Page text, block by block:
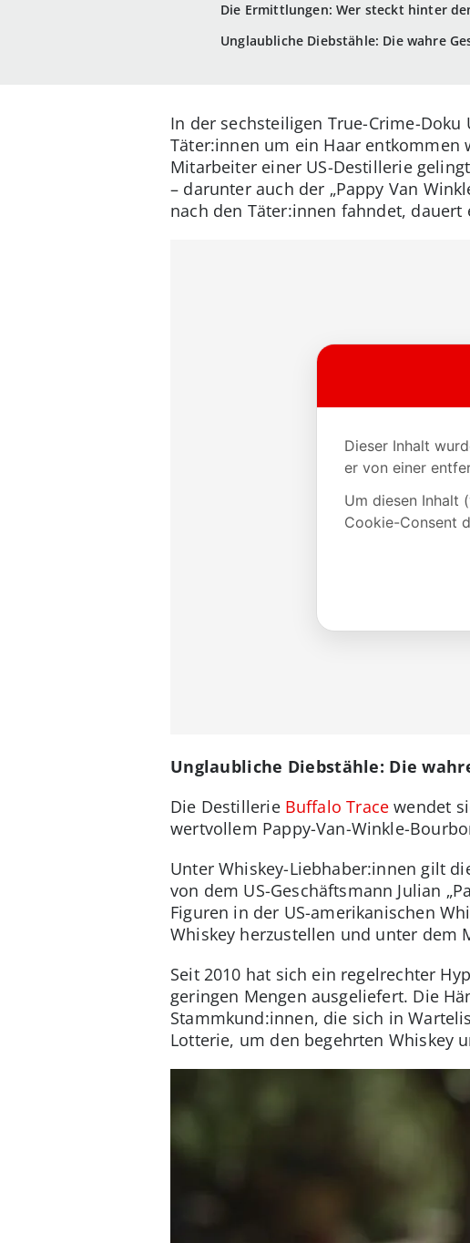
Die Ermittlungen: Wer steckt hinter
Unglaubliche Diebstähle: Die wahre
In der sechsteiligen True-Crime-
Täter:innen um ein Haar entkommen
Mitarbeiter einer US-Destillerie
– darunter auch der „Pappy Van
nach den Täter:innen fahndet, dauert
Unglaubliche Diebstähle: Die
Die Destillerie Buffalo Trace wendet
wertvollem Pappy-Van-Winkle-
Unter Whiskey-Liebhaber:innen gilt
von dem US-Geschäftsmann Julian
Figuren in der US-amerikanischen
Whiskey herzustellen und unter dem
Seit 2010 hat sich ein regelrechter
geringen Mengen ausgeliefert. Die
Stammkund:innen, die sich in
Lotterie, um den begehrten Whiskey